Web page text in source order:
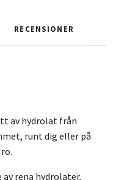
RECENSIONER
av hydrolat från
runt dig eller på
av rena hydrolater.